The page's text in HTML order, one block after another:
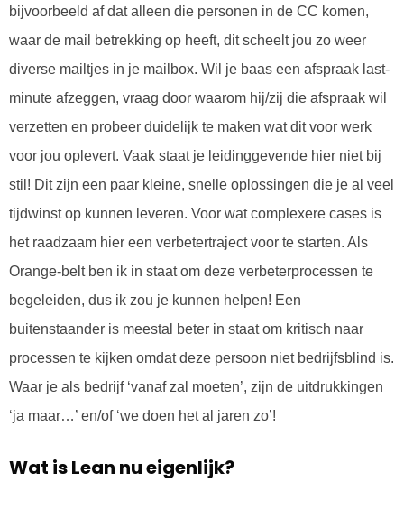
bijvoorbeeld af dat alleen die personen in de CC komen,
waar de mail betrekking op heeft, dit scheelt jou zo weer
diverse mailtjes in je mailbox. Wil je baas een afspraak last-
minute afzeggen, vraag door waarom hij/zij die afspraak wil
verzetten en probeer duidelijk te maken wat dit voor werk
voor jou oplevert. Vaak staat je leidinggevende hier niet bij
stil! Dit zijn een paar kleine, snelle oplossingen die je al veel
tijdwinst op kunnen leveren. Voor wat complexere cases is
het raadzaam hier een verbetertraject voor te starten. Als
Orange-belt ben ik in staat om deze verbeterprocessen te
begeleiden, dus ik zou je kunnen helpen! Een
buitenstaander is meestal beter in staat om kritisch naar
processen te kijken omdat deze persoon niet bedrijfsblind is.
Waar je als bedrijf ‘vanaf zal moeten’, zijn de uitdrukkingen
‘ja maar…’ en/of ‘we doen het al jaren zo’!
Wat is Lean nu eigenlijk?